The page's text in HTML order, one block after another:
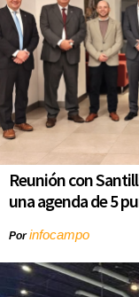
Reunión con
una agenda de 5
Porinfocampo